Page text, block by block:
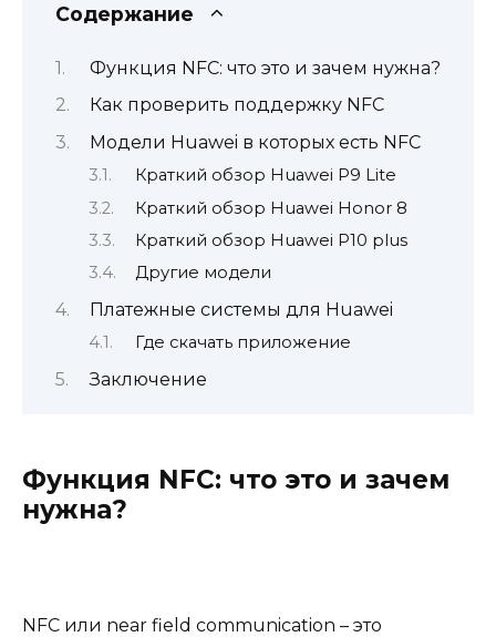
Содержание
Функция NFC: что это и зачем нужна?
Как проверить поддержку NFC
Модели Huawei в которых есть NFC
Краткий обзор Huawei P9 Lite
Краткий обзор Huawei Honor 8
Краткий обзор Huawei P10 plus
Другие модели
Платежные системы для Huawei
Где скачать приложение
Заключение
Функция NFC: что это и зачем
нужна?
NFC или near field communication – это